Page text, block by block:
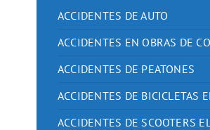
ACCIDENTES DE AUTO
ACCIDENTES EN OBRAS DE
ACCIDENTES DE PEATONES
ACCIDENTES DE BICICLETAS
ACCIDENTES DE SCOOTERS